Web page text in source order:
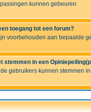
kunnen gebeuren
toegang tot een forum?
voorbehouden aan bepaalde
stemmen in een
gebruikers kunnen stemmen